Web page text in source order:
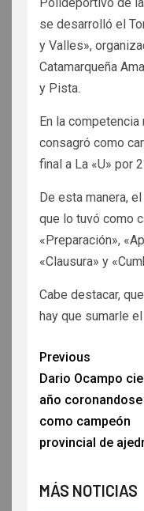
se desarrolló el
y Valles»,
Catamarqueña
y Pista.
En la
consagró como
final a La «U» por
De esta manera,
que lo tuvó como
«Preparación»,
«Clausura» y
Cabe destacar,
hay que sumarle
Previous
Dario Ocampo
año coronandose
como campeón
provincial de
MÁS NOTICIAS